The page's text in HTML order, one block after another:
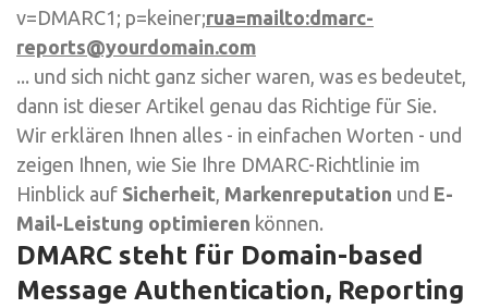
v=DMARC1; p=keiner;rua=mailto:dmarc-
reports@yourdomain.com
... und sich nicht ganz sicher waren, was es bedeutet,
dann ist dieser Artikel genau das Richtige für Sie.
Wir erklären Ihnen alles - in einfachen Worten - und
zeigen Ihnen, wie Sie Ihre DMARC-Richtlinie im
Hinblick auf Sicherheit Markenreputation und E-
Mail-Leistung optimieren können.
DMARC steht für Domain-based
Message Authentication, Reporting